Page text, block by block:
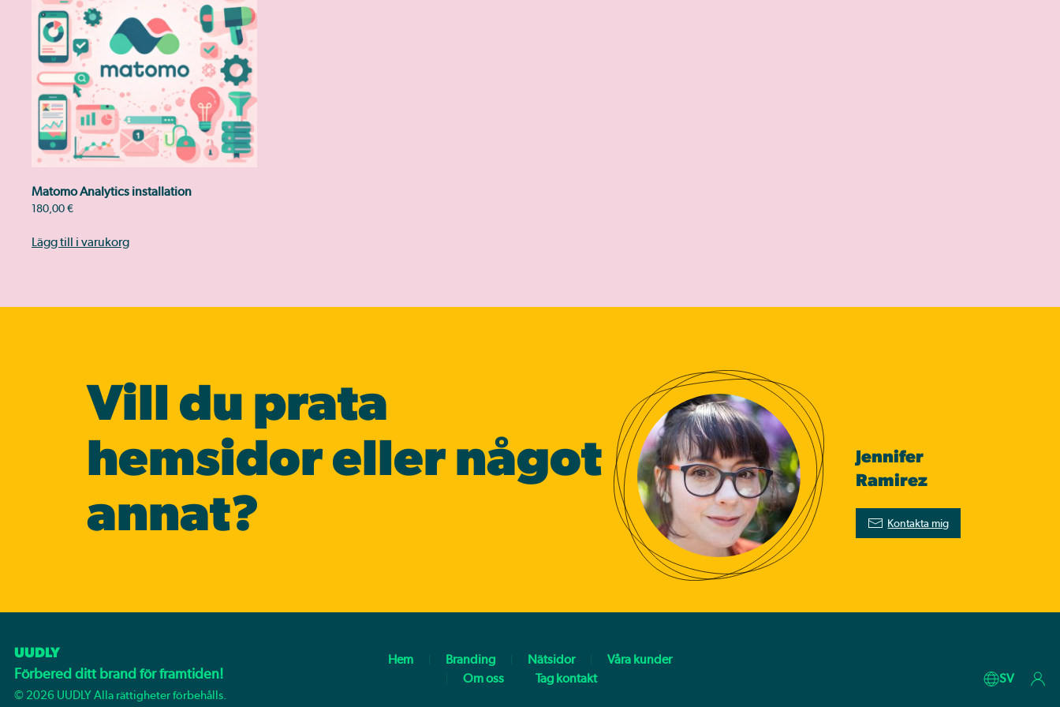
Matomo Analytics installation
180,00€
Lägg till i varukorg
Vill du prata
hemsidor eller något
annat?
Jennifer
Ramirez
Kontakta mig
UUDLY
Förbered ditt brand för framtiden!
© 2026 UUDLY Alla rättigheter förbehålls.
Hem Branding Nätsidor
Våra kunder
Om oss
Tag kontakt SV